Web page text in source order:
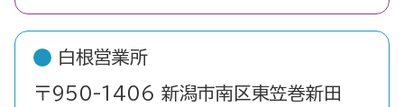
白根営業所
〒950-1406 新潟市南区東笠巻新田